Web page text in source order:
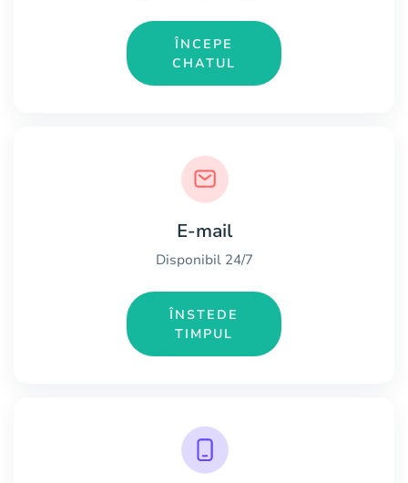
ÎNCEPE
CHATUL
E-mail
Disponibil 24/7
ÎNSTEDE
TIMPUL